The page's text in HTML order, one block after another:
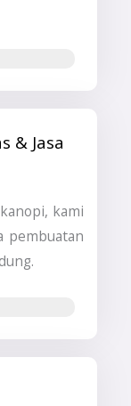
& Jasa
kami
pembuatan